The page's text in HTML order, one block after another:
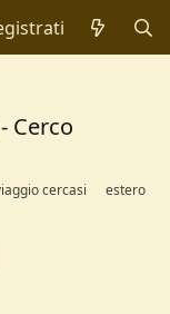
Cerco
cercasi
estero